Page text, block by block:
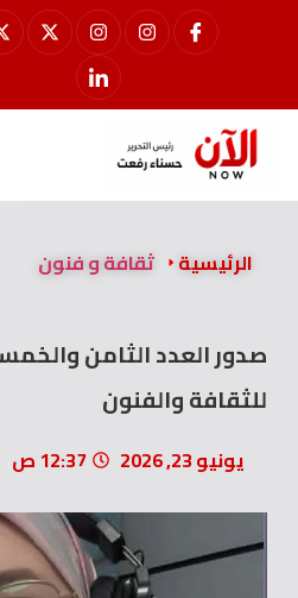
الرئيسية ثقافة و فنون
صدور العدد الثامن
للثقافة والفنون
يونيو 23, 2026 12:37 ص